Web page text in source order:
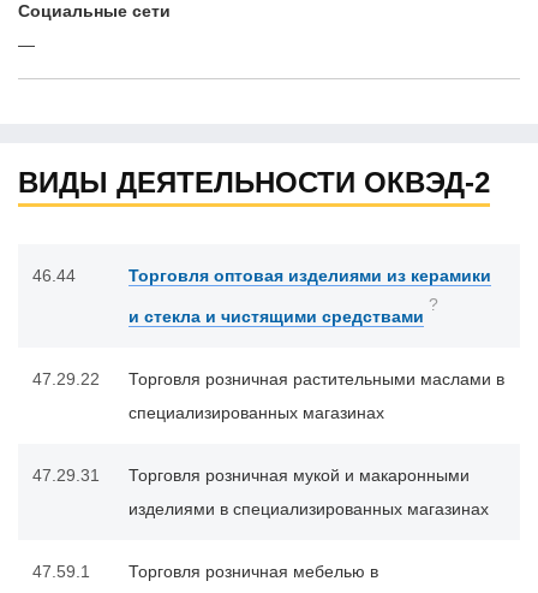
Cоциальные сети
—
ВИДЫ ДЕЯТЕЛЬНОСТИ ОКВЭД-2
46.44 Торговля оптовая изделиями из керамики
и стекла и чистящими средствами
?
47.29.22
Торговля розничная растительными маслами в
специализированных магазинах
47.29.31
Торговля розничная мукой и макаронными
изделиями в специализированных магазинах
47.59.1
Торговля розничная мебелью в